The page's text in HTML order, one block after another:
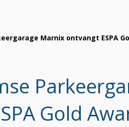
Marnix ontvangt ESPA
Gold